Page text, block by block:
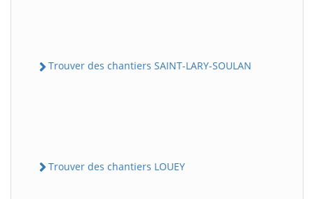
Trouver des chantiers SAINT-LARY-SOULAN
Trouver des chantiers LOUEY